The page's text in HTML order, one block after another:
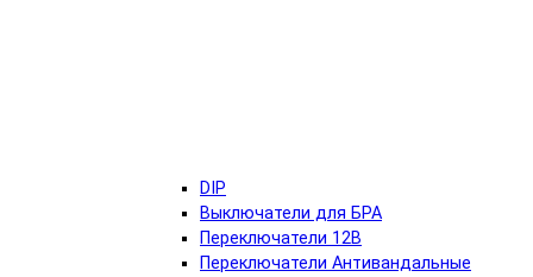
DIP
Выключатели для БРА
Переключатели 12В
Переключатели Антивандальные